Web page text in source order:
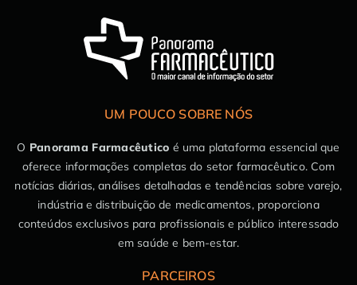
UM POUCO SOBRE NÓS
O Panorama Farmacêutico é uma plataforma essencial que
oferece informações completas do setor farmacêutico. Com
notícias diárias, análises detalhadas e tendências sobre varejo,
indústria e distribuição de medicamentos, proporciona
conteúdos exclusivos para profissionais e público interessado
em saúde e bem-estar.
PARCEIROS